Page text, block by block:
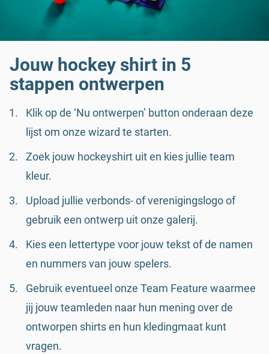
Jouw hockey shirt in 5
stappen ontwerpen
Klik op de ‘Nu ontwerpen’ button onderaan deze
lijst om onze wizard te starten.
Zoek jouw hockeyshirt uit en kies jullie team
kleur.
Upload jullie verbonds- of verenigingslogo of
gebruik een ontwerp uit onze galerij.
Kies een lettertype voor jouw tekst of de namen
en nummers van jouw spelers.
Gebruik eventueel onze Team Feature waarmee
jij jouw teamleden naar hun mening over de
ontworpen shirts en hun kledingmaat kunt
vragen.